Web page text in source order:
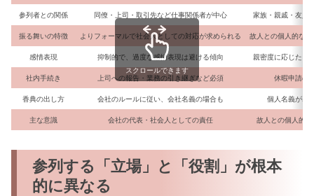
参列者との関係 同僚・上司・取引先など仕事関係者が中心 家族・親戚・友人
振る舞いの特徴 よりフォーマルで社会人としての対応が求められる 故人との個人的な
感情表現 抑制的で、過度な感情表現は避ける傾向 親密度に応じた自
社内手続き 上司への報告・業務の引き継ぎなど必須 休暇申請の
香典の出し方 会社のルールに従い、会社名義の場合も 個人名義が基
主な意識 会社の代表・社会人としての責任 故人との個人的
スクロールできます
参列する「立場」と「役割」が根本
的に異なる